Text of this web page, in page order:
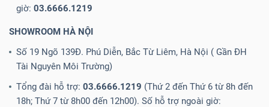
giờ: 03.6666.1219
SHOWROOM HÀ NỘI
Số 19 Ngõ 139Đ. Phú Diễn, Bắc Từ Liêm, Hà Nội ( Gần ĐH
Tài Nguyên Môi Trường)
Tổng đài hỗ trợ: 03.6666.1219 (Thứ 2 đến Thứ 6 từ 8h đến
18h; Thứ 7 từ 8h00 đến 12h00). Số hỗ trợ ngoài giờ: